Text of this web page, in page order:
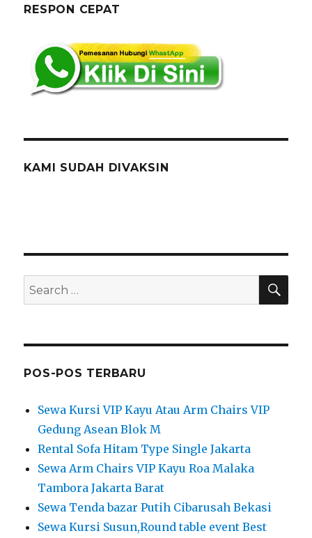
RESPON CEPAT
KAMI SUDAH DIVAKSIN
Search
for:
POS-POS TERBARU
Sewa Kursi VIP Kayu Atau Arm Chairs VIP
Gedung Asean Blok M
Rental Sofa Hitam Type Single Jakarta
Sewa Arm Chairs VIP Kayu Roa Malaka
Tambora Jakarta Barat
Sewa Tenda bazar Putih Cibarusah Bekasi
Sewa Kursi Susun,Round table event Best